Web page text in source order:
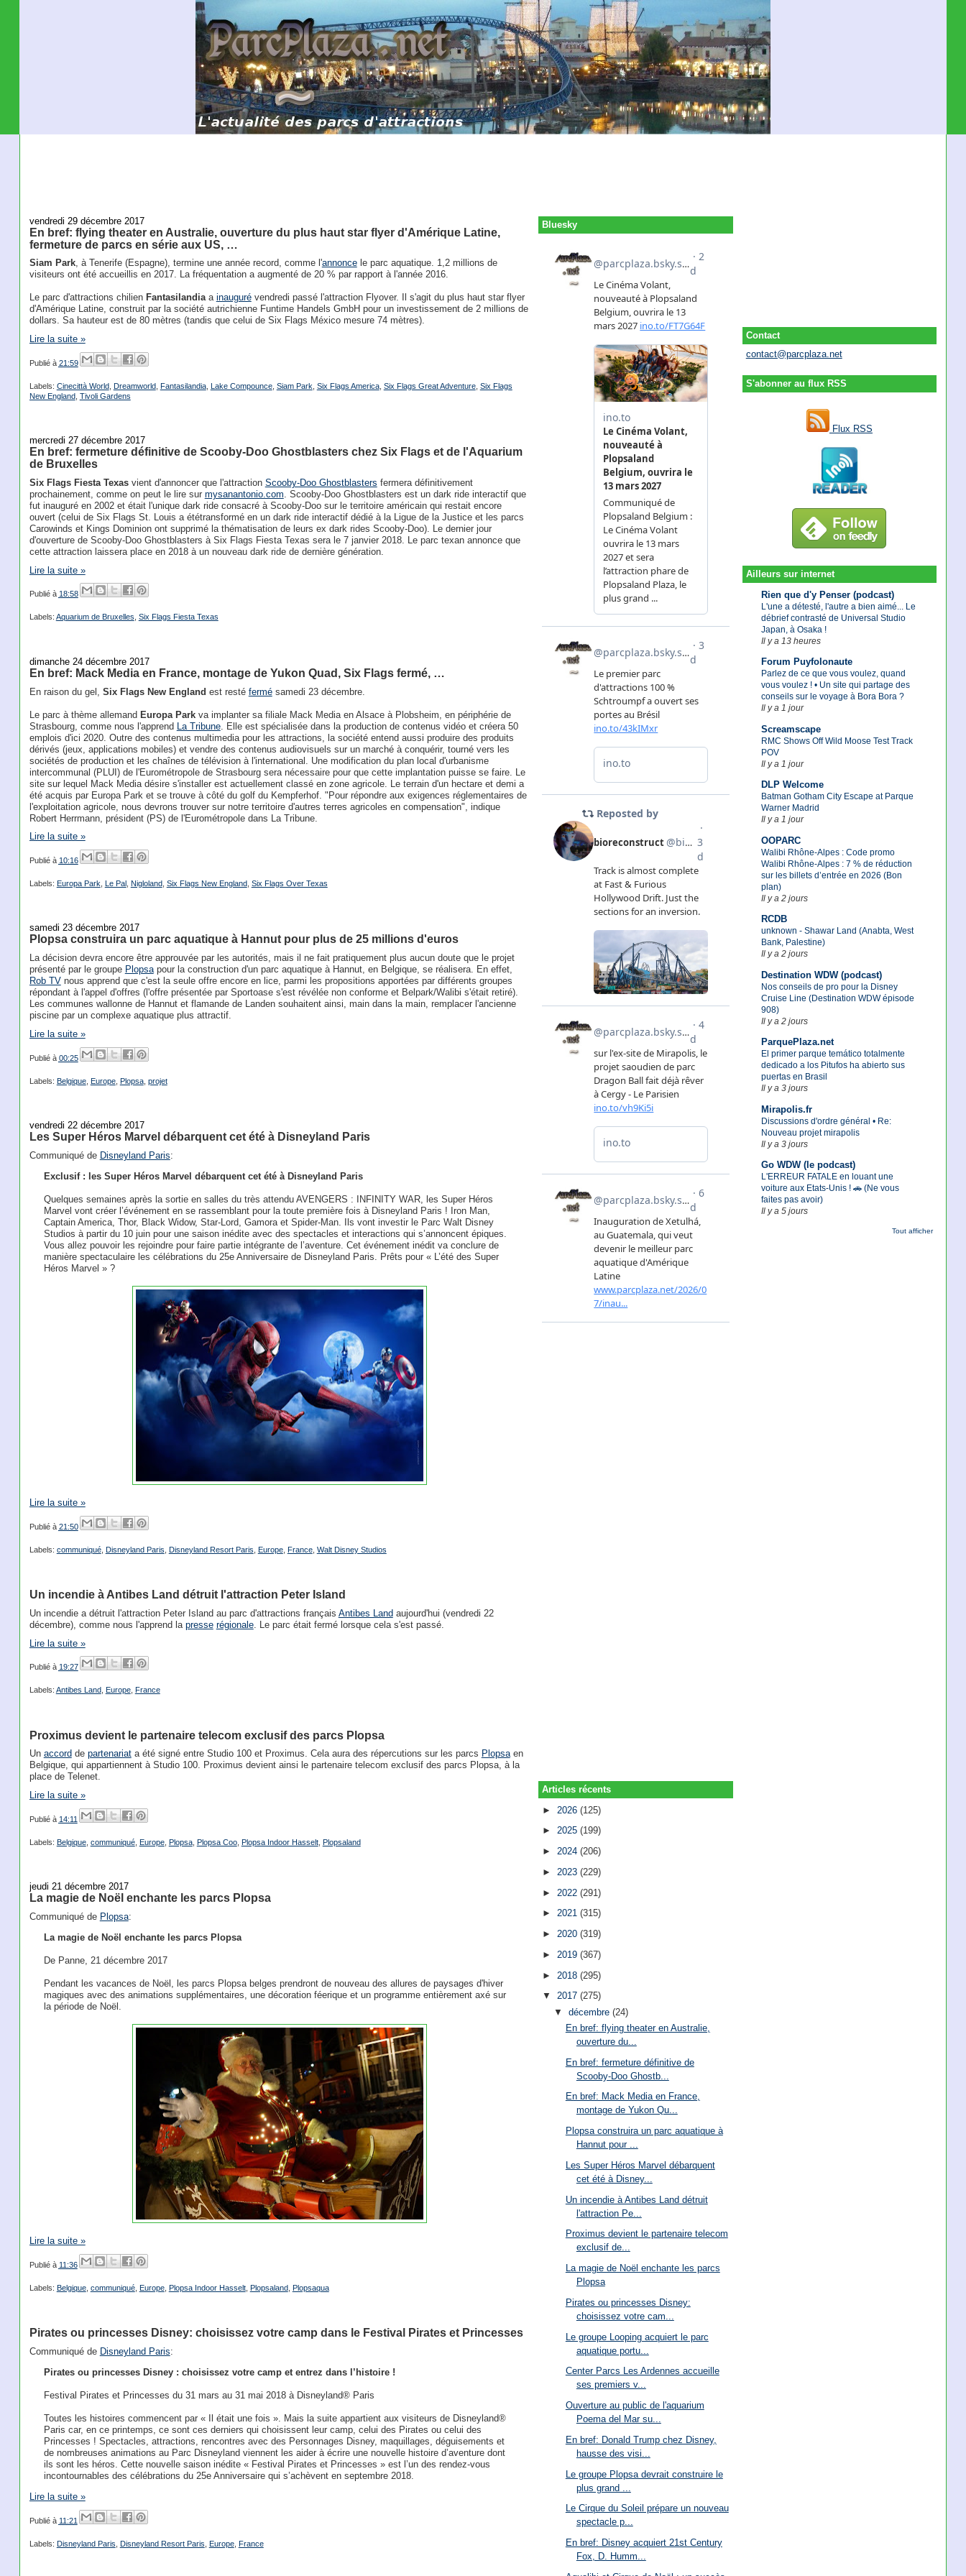
Contact
contact@parcplaza.net
S'abonner au flux RSS
Flux RSS
Ailleurs sur internet
Rien que d'y Penser (podcast)
L'une a détesté, l'autre a bien aimé... Le
débrief contrasté de Universal Studio
Japan, à Osaka !
Il y a 13 heures
Forum Puyfolonaute
Parlez de ce que vous voulez, quand
vous voulez ! • Un site qui partage des
conseils sur le voyage à Bora Bora ?
Il y a 1 jour
Screamscape
RMC Shows Off Wild Moose Test Track
POV
Il y a 1 jour
DLP Welcome
Batman Gotham City Escape at Parque
Warner Madrid
Il y a 1 jour
OOPARC
Walibi Rhône-Alpes : Code promo
Walibi Rhône-Alpes : 7 % de réduction
sur les billets d’entrée en 2026 (Bon
plan)
Il y a 2 jours
RCDB
unknown - Shawar Land (Anabta, West
Bank, Palestine)
Il y a 2 jours
Destination WDW (podcast)
Nos conseils de pro pour la Disney
Cruise Line (Destination WDW épisode
908)
Il y a 2 jours
ParquePlaza.net
El primer parque temático totalmente
dedicado a los Pitufos ha abierto sus
puertas en Brasil
Il y a 3 jours
Mirapolis.fr
Discussions d'ordre général • Re:
Nouveau projet mirapolis
Il y a 3 jours
Go WDW (le podcast)
L'ERREUR FATALE en louant une
voiture aux Etats-Unis ! 🚗 (Ne vous
faites pas avoir)
Il y a 5 jours
Tout afficher
vendredi 29 décembre 2017
En bref: flying theater en Australie, ouverture du plus haut star flyer d'Amérique Latine,
fermeture de parcs en série aux US, …
Siam Park, à Tenerife (Espagne), termine une année record, comme l'annoncele parc aquatique. 1,2 millions de
visiteurs ont été accueillis en 2017. La fréquentation a augmenté de 20 % par rapport à l'année 2016.
Le parc d'attractions chilien Fantasilandiaa inaugurévendredi passé l'attraction Flyover. Il s'agit du plus haut star flyer
d'Amérique Latine, construit par la société autrichienne Funtime Handels GmbH pour un investissement de 2 millions de
dollars. Sa hauteur est de 80 mètres (tandis que celui de Six Flags México mesure 74 mètres).
Lire la suite »
Publié à 21:59
Labels: Cinecittà World, Dreamworld, Fantasilandia, Lake Compounce, Siam Park Six Flags America, Six Flags Great Adventure, Six Flags
New England, Tivoli Gardens
mercredi 27 décembre 2017
En bref: fermeture définitive de Scooby-Doo Ghostblasters chez Six Flags et de l'Aquarium
de Bruxelles
Six Flags Fiesta Texasvient d'annoncer que l'attraction Scooby-Doo Ghostblasters fermera définitivement
prochainement, comme on peut le lire sur mysanantonio.com . Scooby-Doo Ghostblasters est un dark ride interactif que
fut inauguré en 2002 et était l'unique dark ride consacré à Scooby-Doo sur le territoire américain qui restait encore
ouvert (celui de Six Flags St. Louis a ététransformé en un dark ride interactif dédié à la Ligue de la Justice et les parcs
Carowinds et Kings Dominion ont supprimé la thématisation de leurs ex dark rides Scooby-Doo). Le dernier jour
d'ouverture de Scooby-Doo Ghostblasters à Six Flags Fiesta Texas sera le 7 janvier 2018. Le parc texan annonce que
cette attraction laissera place en 2018 à un nouveau dark ride de dernière génération.
Lire la suite »
Publié à 18:58
Labels: Aquarium de Bruxelles Six Flags Fiesta Texas
dimanche 24 décembre 2017
En bref: Mack Media en France, montage de Yukon Quad, Six Flags fermé, …
En raison du gel, Six Flags New England est resté fermésamedi 23 décembre.
Le parc à thème allemand Europa Parkva implanter sa filiale Mack Media en Alsace à Plobsheim, en périphérie de
Strasbourg, comme nous l'apprend La Tribune. Elle est spécialisée dans la production de contenus vidéo et créera 50
emplois d'ici 2020. Outre des contenus multimedia pour les attractions, la société entend aussi produire des produits
dérivés (jeux, applications mobiles) et vendre des contenus audiovisuels sur un marché à conquérir, tourné vers les
sociétés de production et les chaînes de télévision à l'international. Une modification du plan local d'urbanisme
intercommunal (PLUI) de l'Eurométropole de Strasbourg sera nécessaire pour que cette implantation puisse se faire. Le
site sur lequel Mack Media désire s'installer est actuellement classé en zone agricole. Le terrain d'un hectare et demi a
été acquis par Europa Park et se trouve à côté du golf du Kempferhof. "Pour répondre aux exigences réglementaires de
l'exploitation agricole, nous devrons trouver sur notre territoire d'autres terres agricoles en compensation", indique
Robert Herrmann, président (PS) de l'Eurométropole dans La Tribune.
Lire la suite »
Publié à 10:16
Labels: Europa Park Le Pal, Nigloland, Six Flags New England, Six Flags Over Texas
samedi 23 décembre 2017
Plopsa construira un parc aquatique à Hannut pour plus de 25 millions d'euros
La décision devra encore être approuvée par les autorités, mais il ne fait pratiquement plus aucun doute que le projet
présenté par le groupe Plopsapour la construction d'un parc aquatique à Hannut, en Belgique, se réalisera. En effet,
Rob TVnous apprend que c'est la seule offre encore en lice, parmi les propositions apportées par différents groupes
répondant à l'appel d'offres (l'offre présentée par Sportoase s'est révélée non conforme et Belpark/Walibi s'était retiré).
Les communes wallonne de Hannut et flamande de Landen souhaitent ainsi, main dans la main, remplacer l'ancienne
piscine par un complexe aquatique plus attractif.
Lire la suite »
Publié à 00:25
Labels: Belgique, Europe, Plopsa, projet
vendredi 22 décembre 2017
Les Super Héros Marvel débarquent cet été à Disneyland Paris
Communiqué de Disneyland Paris:
Exclusif : les Super Héros Marvel débarquent cet été à Disneyland Paris
Quelques semaines après la sortie en salles du très attendu AVENGERS : INFINITY WAR, les Super Héros
Marvel vont créer l’événement en se rassemblant pour la toute première fois à Disneyland Paris ! Iron Man,
Captain America, Thor, Black Widow, Star-Lord, Gamora et Spider-Man. Ils vont investir le Parc Walt Disney
Studios à partir du 10 juin pour une saison inédite avec des spectacles et interactions qui s’annoncent épiques.
Vous allez pouvoir les rejoindre pour faire partie intégrante de l’aventure. Cet événement inédit va conclure de
manière spectaculaire les célébrations du 25e Anniversaire de Disneyland Paris. Prêts pour « L’été des Super
Héros Marvel » ?
Lire la suite »
Publié à 21:50
Labels: communiqué, Disneyland Paris Disneyland Resort Paris Europe, France, Walt Disney Studios
Un incendie à Antibes Land détruit l'attraction Peter Island
Un incendie a détruit l'attraction Peter Island au parc d'attractions français Antibes Land aujourd'hui (vendredi 22
décembre), comme nous l'apprend la presse régionale. Le parc était fermé lorsque cela s'est passé.
Lire la suite »
Publié à 19:27
Labels: Antibes Land Europe, France
Proximus devient le partenaire telecom exclusif des parcs Plopsa
Un accord de partenariata été signé entre Studio 100 et Proximus. Cela aura des répercutions sur les parcs Plopsaen
Belgique, qui appartiennent à Studio 100. Proximus devient ainsi le partenaire telecom exclusif des parcs Plopsa, à la
place de Telenet.
Lire la suite »
Publié à 14:11
Labels: Belgique, communiqué, Europe, Plopsa, Plopsa Coo, Plopsa Indoor Hasselt, Plopsaland
jeudi 21 décembre 2017
La magie de Noël enchante les parcs Plopsa
Communiqué de Plopsa:
La magie de Noël enchante les parcs Plopsa
De Panne, 21 décembre 2017
Pendant les vacances de Noël, les parcs Plopsa belges prendront de nouveau des allures de paysages d'hiver
magiques avec des animations supplémentaires, une décoration féerique et un programme entièrement axé sur
la période de Noël.
Lire la suite »
Publié à 11:36
Labels: Belgique, communiqué, Europe, Plopsa Indoor Hasselt, Plopsaland, Plopsaqua
Pirates ou princesses Disney: choisissez votre camp dans le Festival Pirates et Princesses
Communiqué de Disneyland Paris:
Pirates ou princesses Disney : choisissez votre camp et entrez dans l’histoire !
Festival Pirates et Princesses du 31 mars au 31 mai 2018 à Disneyland® Paris
Toutes les histoires commencent par « Il était une fois ». Mais la suite appartient aux visiteurs de Disneyland®
Paris car, en ce printemps, ce sont ces derniers qui choisissent leur camp, celui des Pirates ou celui des
Princesses ! Spectacles, attractions, rencontres avec des Personnages Disney, maquillages, déguisements et
de nombreuses animations au Parc Disneyland viennent les aider à écrire une nouvelle histoire d’aventure dont
ils sont les héros. Cette nouvelle saison inédite « Festival Pirates et Princesses » est l’un des rendez-vous
incontournables des célébrations du 25e Anniversaire qui s’achèvent en septembre 2018.
Lire la suite »
Publié à 11:21
Labels: Disneyland Paris Disneyland Resort Paris Europe, France
Bluesky
Articles récents
► 2026(125)
►2025(199)
►2024(206)
► 2023(229)
► 2022(291)
►2021(315)
►2020(319)
► 2019(367)
► 2018(295)
▼2017(275)
▼ décembre (24)
En bref: flying theater en Australie,
ouverture du...
En bref: fermeture définitive de
Scooby-Doo Ghostb...
En bref: Mack Media en France,
montage de Yukon Qu...
Plopsa construira un parc aquatique à
Hannut pour ...
Les Super Héros Marvel débarquent
cet été à Disney...
Un incendie à Antibes Land détruit
l'attraction Pe...
Proximus devient le partenaire telecom
exclusif de...
La magie de Noël enchante les parcs
Plopsa
Pirates ou princesses Disney:
choisissez votre cam...
Le groupe Looping acquiert le parc
aquatique portu...
Center Parcs Les Ardennes accueille
ses premiers v...
Ouverture au public de l'aquarium
Poema del Mar su...
En bref: Donald Trump chez Disney,
hausse des visi...
Le groupe Plopsa devrait construire le
plus grand ...
Le Cirque du Soleil prépare un nouveau
spectacle p...
En bref: Disney acquiert 21st Century
Fox, D. Humm...